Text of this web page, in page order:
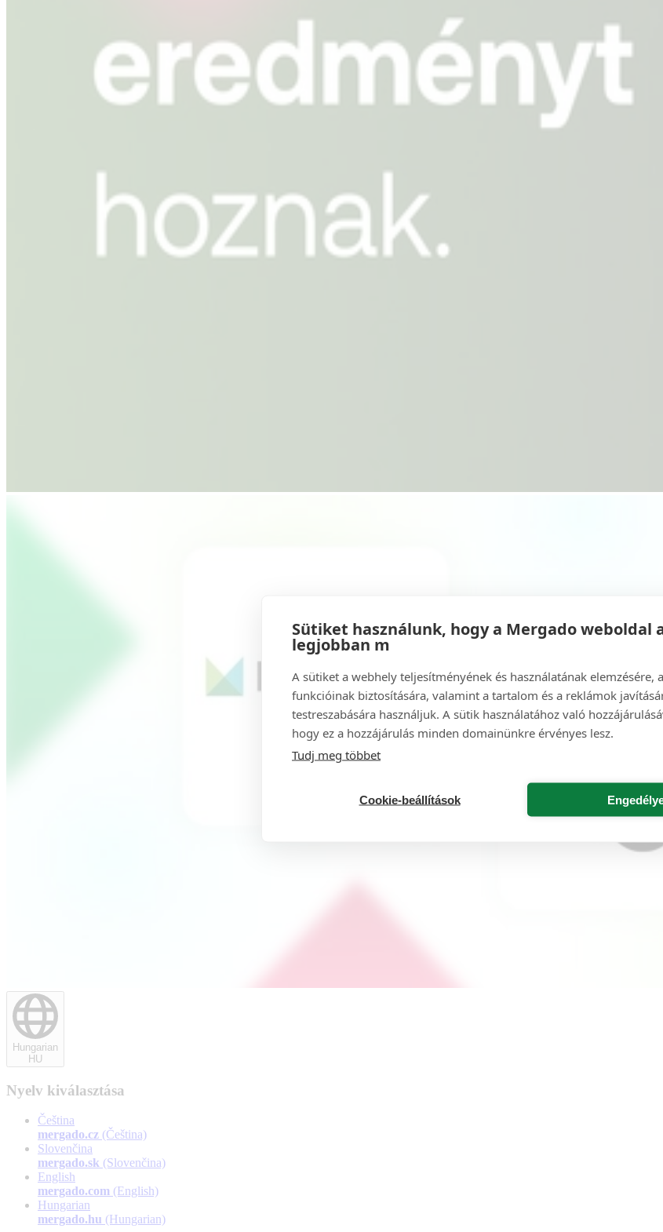
Hungarian
HU
Nyelv kiválasztása
Čeština
mergado.cz (Čeština)
Slovenčina
mergado.sk (Slovenčina)
English
mergado.com (English)
Hungarian
mergado.hu (Hungarian)
Sütiket használunk, hogy a Mergado weboldal
legjobban m
A sütiket a webhely teljesítményének és használatának elemzésére,
funkcióinak biztosítására, valamint a tartalom és a reklámok
testreszabására használjuk. A sütik használatához való
hogy ez a hozzájárulás minden domainünkre érvényes lesz.
Tudj meg többet
Cookie-beállítások